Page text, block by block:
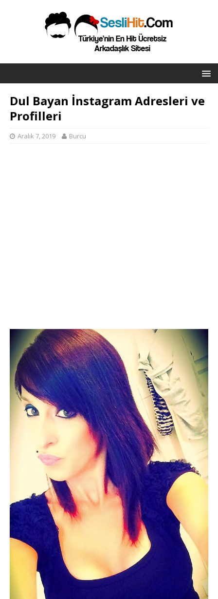
Dul Bayan İnstagram Adresleri ve
Profilleri
Aralık 7, 2019 Burcu